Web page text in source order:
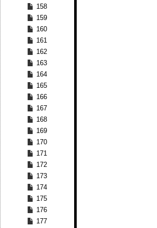
158
159
160
161
162
163
164
165
166
167
168
169
170
171
172
173
174
175
176
177